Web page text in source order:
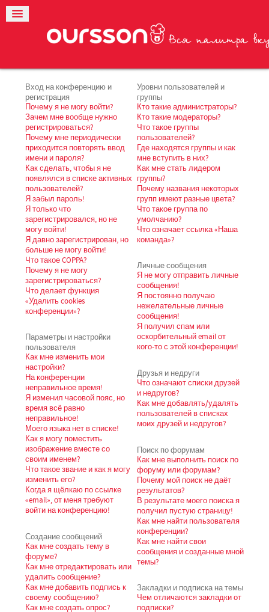
Вход на конференцию и
регистрация
Почему я не могу войти?
Зачем мне вообще нужно
регистрироваться?
Почему мне периодически
приходится повторять ввод
имени и пароля?
Как сделать, чтобы я не
появлялся в списке активных
пользователей?
Я забыл пароль!
Я только что
зарегистрировался, но не
могу войти!
Я давно зарегистрирован, но
больше не могу войти!
Что такое COPPA?
Почему я не могу
зарегистрироваться?
Что делает функция
«Удалить cookies
конференции»?
Параметры и настройки
пользователя
Как мне изменить мои
настройки?
На конференции
неправильное время!
Я изменил часовой пояс, но
время всё равно
неправильное!
Моего языка нет в списке!
Как я могу поместить
изображение вместе со
своим именем?
Что такое звание и как я могу
изменить его?
Когда я щёлкаю по ссылке
«email», от меня требуют
войти на конференцию!
Создание сообщений
Как мне создать тему в
форуме?
Как мне отредактировать или
удалить сообщение?
Как мне добавить подпись к
своему сообщению?
Как мне создать опрос?
Уровни пользователей и
группы
Кто такие администраторы?
Кто такие модераторы?
Что такое группы
пользователей?
Где находятся группы и как
мне вступить в них?
Как мне стать лидером
группы?
Почему названия некоторых
групп имеют разные цвета?
Что такое группа по
умолчанию?
Что означает ссылка «Наша
команда»?
Личные сообщения
Я не могу отправить личные
сообщения!
Я постоянно получаю
нежелательные личные
сообщения!
Я получил спам или
оскорбительный email от
кого-то с этой конференции!
Друзья и недруги
Что означают списки друзей
и недругов?
Как мне добавлять/удалять
пользователей в списках
моих друзей и недругов?
Поиск по форумам
Как мне выполнить поиск по
форуму или форумам?
Почему мой поиск не даёт
результатов?
В результате моего поиска я
получил пустую страницу!
Как мне найти пользователя
конференции?
Как мне найти свои
сообщения и созданные мной
темы?
Закладки и подписка на темы
Чем отличаются закладки от
подписки?